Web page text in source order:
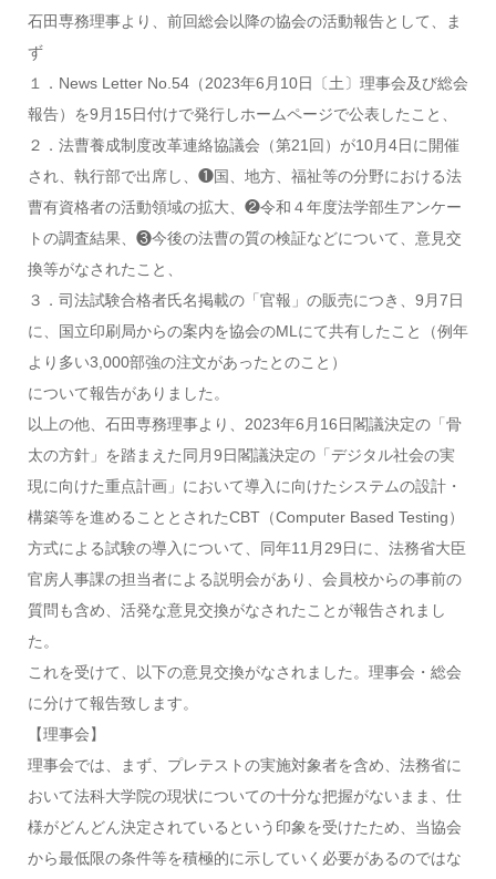
石田専務理事より、前回総会以降の協会の活動報告として、ま
ず
１．News Letter No.54（2023年6月10日〔土〕理事会及び総会
報告）を9月15日付けで発行しホームページで公表したこと、
２．法曹養成制度改革連絡協議会（第21回）が10月4日に開催
され、執行部で出席し、❶国、地方、福祉等の分野における法
曹有資格者の活動領域の拡大、❷令和４年度法学部生アンケー
トの調査結果、❸今後の法曹の質の検証などについて、意見交
換等がなされたこと、
３．司法試験合格者氏名掲載の「官報」の販売につき、9月7日
に、国立印刷局からの案内を協会のMLにて共有したこと（例年
より多い3,000部強の注文があったとのこと）
について報告がありました。
以上の他、石田専務理事より、2023年6月16日閣議決定の「骨
太の方針」を踏まえた同月9日閣議決定の「デジタル社会の実
現に向けた重点計画」において導入に向けたシステムの設計・
構築等を進めることとされたCBT（Computer Based Testing）
方式による試験の導入について、同年11月29日に、法務省大臣
官房人事課の担当者による説明会があり、会員校からの事前の
質問も含め、活発な意見交換がなされたことが報告されまし
た。
これを受けて、以下の意見交換がなされました。理事会・総会
に分けて報告致します。
【理事会】
理事会では、まず、プレテストの実施対象者を含め、法務省に
おいて法科大学院の現状についての十分な把握がないまま、仕
様がどんどん決定されているという印象を受けたため、当協会
から最低限の条件等を積極的に示していく必要があるのではな